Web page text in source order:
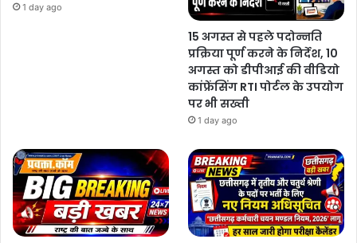
1 day ago
15 अगस्त से पहले पदोन्नति
प्रक्रिया पूर्ण करने के निर्देश, 10
अगस्त को डीपीआई की वीडियो
कांफ्रेंसिंग RTI पोर्टल के उपयोग
पर भी सख्ती
1 day ago
​